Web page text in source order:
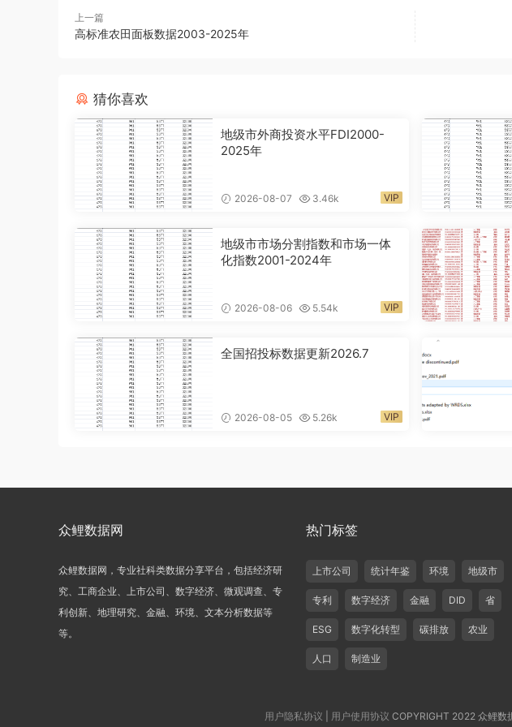
上一篇
高标准农田面板数据2003-2025年
猜你喜欢
地级市外商投资水平FDI2000-
2025年
2026-08-07 3.46k VIP
地级市市场分割指数和市场一体
化指数2001-2024年
2026-08-06 5.54k VIP
全国招投标数据更新2026.7
2026-08-05 5.26k VIP
众鲤数据网
众鲤数据网，专业社科类数据分享平台，包括经济研
究、工商企业、上市公司、数字经济、微观调查、专
利创新、地理研究、金融、环境、文本分析数据等
等。
热门标签
上市公司 统计年鉴 环境 地级市
专利 数字经济 金融 DID 省
ESG 数字化转型 碳排放 农业
人口 制造业
用户隐私协议 用户使用协议 COPYRIGHT 2022 众鲤数